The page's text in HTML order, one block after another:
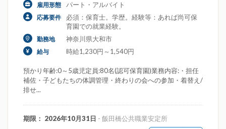
雇用形態 パート・アルバイト
応募要件
必須：保育士。学歴。経験等：あれば尚可保
育園での就業経験。
勤務地 神奈川県大和市
給与 時給1,230円～1,540円
預かり年齢:0～5歳児定員:80名(認可保育園)業務内容:・担任
補佐・子どもたちの体調管理・終わりの会への参加・着替え/
排せ...
期限： 2026年10月31日 - 飯田橋公共職業安定所